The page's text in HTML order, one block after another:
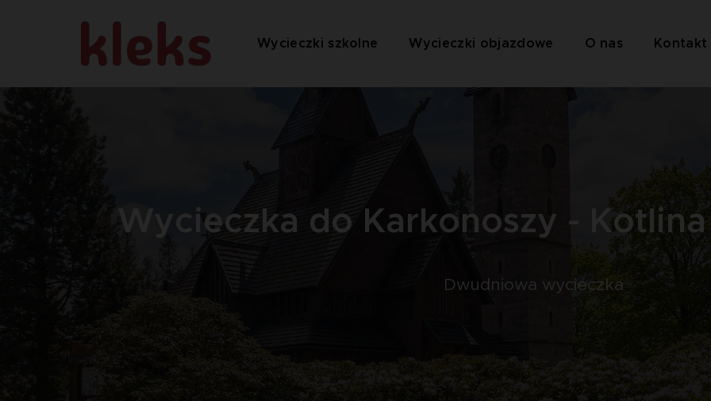
Wycieczki szkolne Wycieczki objazdowe O nas Kontakt
Wycieczka do Karkonoszy -
Dwudniowa wycieczka